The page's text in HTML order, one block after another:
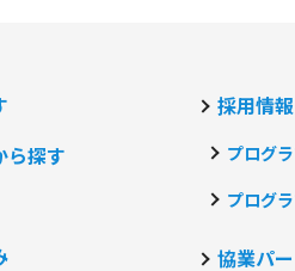
ら探す
採用情報
プログ
プログ
協業パ